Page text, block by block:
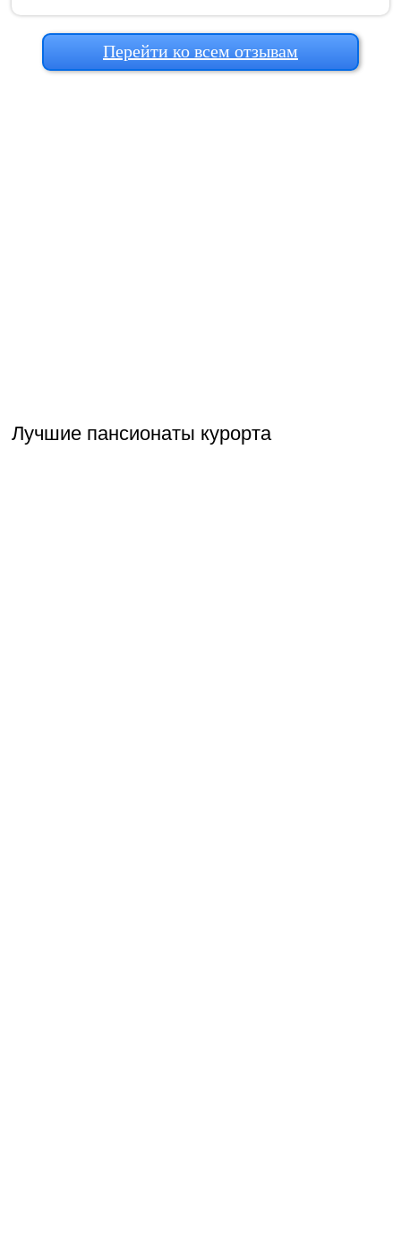
Перейти ко всем отзывам
Лучшие пансионаты курорта